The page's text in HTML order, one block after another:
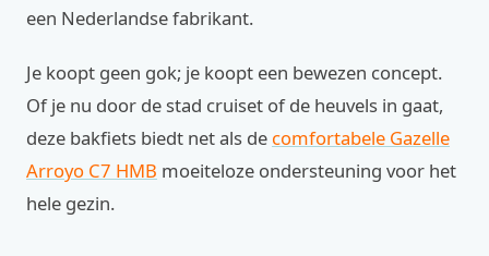
een Nederlandse fabrikant.
Je koopt geen gok; je koopt een bewezen concept.
Of je nu door de stad cruiset of de heuvels in gaat,
deze bakfiets biedt net als de comfortabele Gazelle
Arroyo C7 HMB moeiteloze ondersteuning voor het
hele gezin.